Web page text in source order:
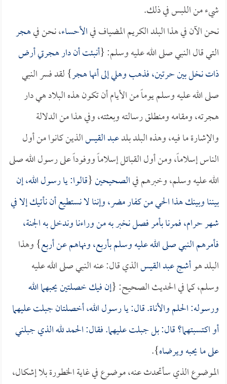
شيء من اللبس في ذلك.
نحن الآن في هذا البلد الكريم المضياف فيالأحساء، نحن فيهجر
التي قال النبي صلى الله عليه وسلم: {أنبئت أن دار هجرتي أرض
ذات نخل بين حرتين، فذهب وهلي إلى أنهاهجر} لقد فسر النبي
صلى الله عليه وسلم يوماً من الأيام أن تكون هذه البلاد هي دار
هجرته، ومقامه ومنطلق رسالته وبعثته، وفي هذا من الدلالة
والإشارة ما فيه، وهذه البلد بلدعبد القيسالذين كانوا من أول
الناس إسلاماً، ومن أول القبائل إسلاماً ووفوداً على رسول الله صلى
الله عليه وسلم، وخبرهم فيالصحيحين{قالوا: يا رسول الله، إن
بيننا وبينك هذا الحي من كفار مضر، وإننا لا نستطيع أن نأتيك إلا في
شهر حرام، فمرنا بأمر فصل نخبر به من وراءنا وندخل به الجنة،
فأمرهم النبي صلى الله عليه وسلم بأربع، ونهاهم عن أربع} وهذا
البلد هوأشج عبد القيسالذي قال: عنه النبي صلى الله عليه
وسلم، كما في الحديث الصحيح: {إن فيك خصلتين يحبهما الله
ورسوله: الحلم والأناة. قال: يا رسول الله، أخصلتان جبلت عليهما
أو اكتسبتهما؟ قال: بل جبلت عليهما. فقال: الحمد لله الذي جبلني
على ما يحبه ويرضاه}.
الموضوع الذي سأتحدث عنه، موضوع في غاية الخطورة بلا إشكال،